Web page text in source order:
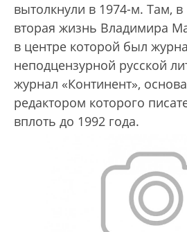
вытолкнули в 1974-м. Там,
вторая жизнь Владимира
в центре которой был
неподцензурной русской
журнал «Континент»,
редактором которого
вплоть до 1992 года.